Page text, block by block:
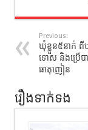
Previous:
ឃុំខ្លួន៥នាក់ ពី
ទោស និងប្រើ
ធាតុញៀន
រឿងទាក់ទង